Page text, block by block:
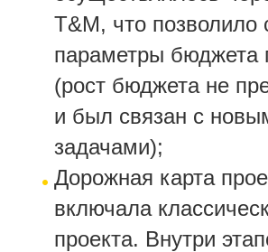
T&M, что позволило
параметры бюджета
(рост бюджета не
и был связан с
задачами);
Дорожная карта
включала
проекта. Внутри